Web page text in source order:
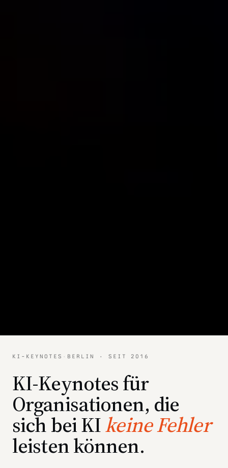
KI-KEYNOTES · BERLIN · SEIT 2016
KI-Keynotes für
Organisationen, die
sich bei KIkeine Fehler
leisten können.